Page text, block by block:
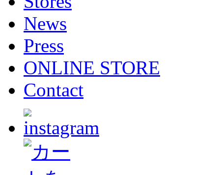
News
Press
ONLINE STORE
Contact